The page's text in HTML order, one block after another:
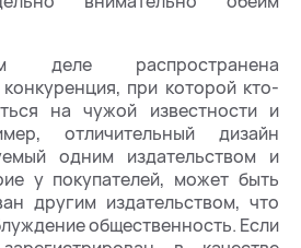
деле распространена
при которой кто-
на чужой известности и
отличительный дизайн
одним издательством и
у покупателей, может быть
другим издательством, что
общественность. Если